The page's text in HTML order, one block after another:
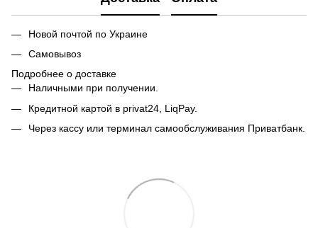
Новой почтой по Украине
Самовывоз
Подробнее о доставке
Наличными при получении.
Кредитной картой в privat24, LiqPay.
Через кассу или терминал самообслуживания Приватбанк.